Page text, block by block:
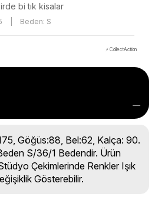
bi tık kisalar
Beden: S
⚡ CollectAction
Göğüs:88, Bel:62, Kalça: 90.
S/36/1 Bedendir. Ürün
Çekimlerinde Renkler Işık
Gösterebilir.